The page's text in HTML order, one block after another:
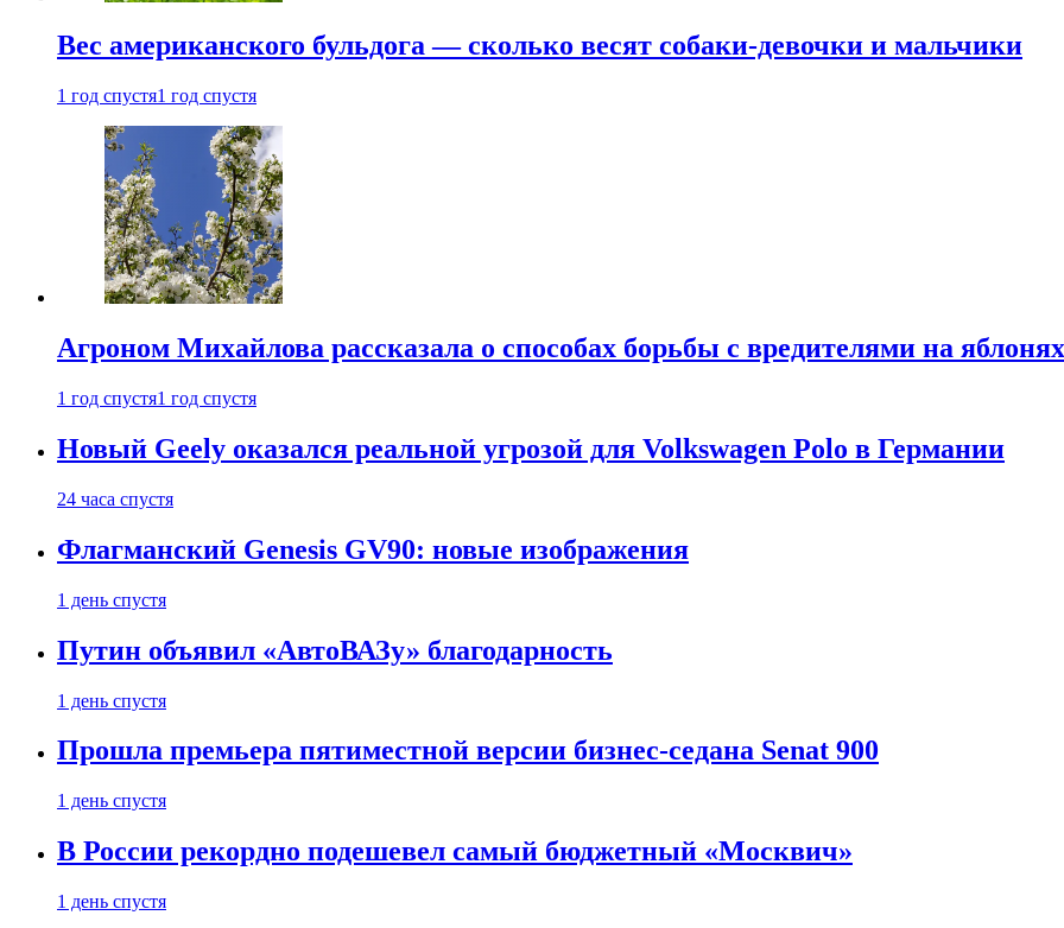
Вес американского бульдога — сколько весят собаки-девочки и мальчики
1 год спустя1 год спустя
Агроном Михайлова рассказала о способах борьбы с вредителями на яблонях
1 год спустя1 год спустя
Новый Geely оказался реальной угрозой для Volkswagen Polo в Германии
24 часа спустя
Флагманский Genesis GV90: новые изображения
1 день спустя
Путин объявил «АвтоВАЗу» благодарность
1 день спустя
Прошла премьера пятиместной версии бизнес-седана Senat 900
1 день спустя
В России рекордно подешевел самый бюджетный «Москвич»
1 день спустя